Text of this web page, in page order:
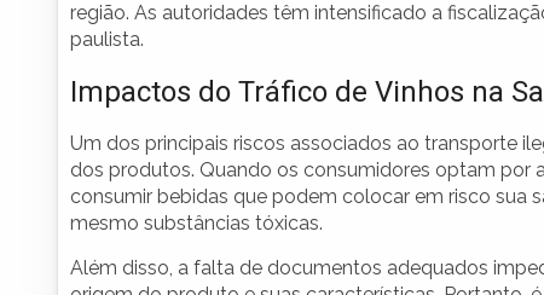
região. As autoridades têm intensificado a
paulista.
Impactos do Tráfico de Vinhos na
Um dos principais riscos associados ao transporte
dos produtos. Quando os consumidores optam por
consumir bebidas que podem colocar em risco sua
mesmo substâncias tóxicas.
Além disso, a falta de documentos adequados